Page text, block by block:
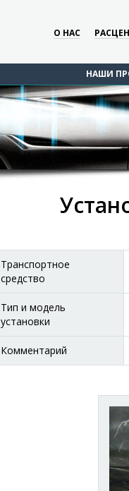
О НАС
НАШИ
Транспортное
средство
Тип и модель
установки
Комментарий